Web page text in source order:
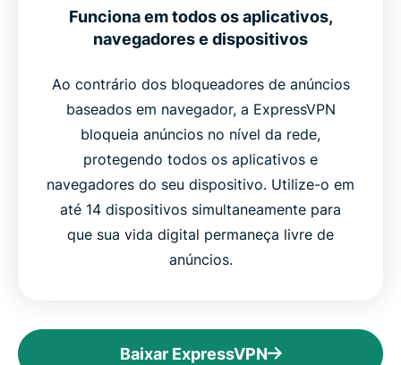
Funciona em todos os aplicativos,
navegadores e dispositivos
Ao contrário dos bloqueadores de anúncios
baseados em navegador, a ExpressVPN
bloqueia anúncios no nível da rede,
protegendo todos os aplicativos e
navegadores do seu dispositivo. Utilize-o em
até 14 dispositivos simultaneamente para
que sua vida digital permaneça livre de
anúncios.
Baixar ExpressVPN